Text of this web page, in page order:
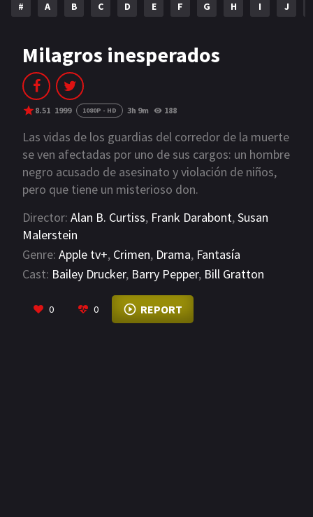
AÑOS
2023
2021 2020
2019 2018
2014 2006
2002 2001
2000 1990
SERIES
# A B C D E F G H I J
Milagros inesperados
8.51 1999 1080P - HD 3h 9m 188
Las vidas de los guardias del corredor de la muerte
se ven afectadas por uno de sus cargos: un hombre
negro acusado de asesinato y violación de niños,
pero que tiene un misterioso don.
Director: Alan B. Curtiss, Frank Darabont,Susan
Malerstein
Genre: Apple tv+, Crimen, Drama, Fantasía
Cast: Bailey Drucker, Barry Pepper, Bill Gratton
0 0 REPORT